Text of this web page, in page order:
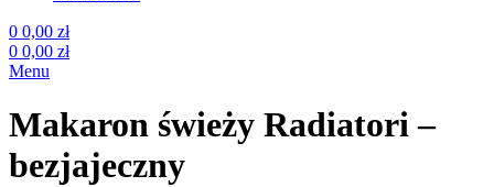
0 0,00 zł
0 0,00 zł
Menu
Makaron świeży Radiatori –
bezjajeczny